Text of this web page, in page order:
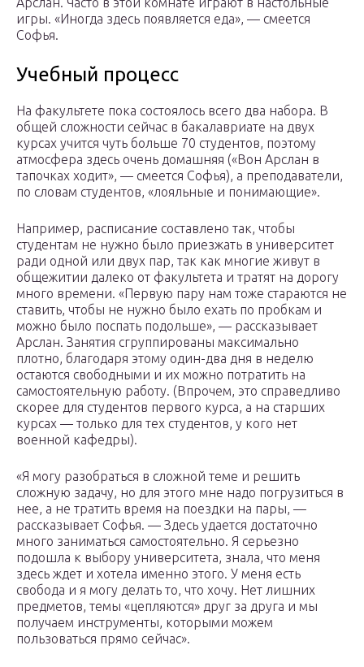
игры. «Иногда здесь появляется еда», — смеется
Софья.
Учебный процесс
На факультете пока состоялось всего два набора. В
общей сложности сейчас в бакалавриате на двух
курсах учится чуть больше 70 студентов, поэтому
атмосфера здесь очень домашняя («Вон Арслан в
тапочках ходит», — смеется Софья), а преподаватели,
по словам студентов, «лояльные и понимающие».
Например, расписание составлено так, чтобы
студентам не нужно было приезжать в университет
ради одной или двух пар, так как многие живут в
общежитии далеко от факультета и тратят на дорогу
много времени. «Первую пару нам тоже стараются не
ставить, чтобы не нужно было ехать по пробкам и
можно было поспать подольше», — рассказывает
Арслан. Занятия сгруппированы максимально
плотно, благодаря этому один-два дня в неделю
остаются свободными и их можно потратить на
самостоятельную работу. (Впрочем, это справедливо
скорее для студентов первого курса, а на старших
курсах — только для тех студентов, у кого нет
военной кафедры).
«Я могу разобраться в сложной теме и решить
сложную задачу, но для этого мне надо погрузиться в
нее, а не тратить время на поездки на пары, —
рассказывает Софья. — Здесь удается достаточно
много заниматься самостоятельно. Я серьезно
подошла к выбору университета, знала, что меня
здесь ждет и хотела именно этого. У меня есть
свобода и я могу делать то, что хочу. Нет лишних
предметов, темы «цепляются» друг за друга и мы
получаем инструменты, которыми можем
пользоваться прямо сейчас».